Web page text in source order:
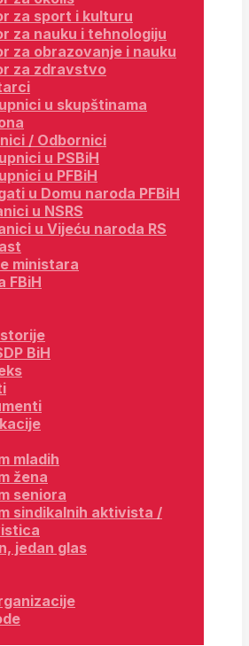
za sport i kulturu
za nauku i tehnologiju
za obrazovanje i nauku
za zdravstvo
u skupštinama
/ Odbornici
u PSBiH
u PFBiH
u Domu naroda PFBiH
u NSRS
u Vijeću naroda RS
ministara
FBiH
BiH
mladih
žena
seniora
sindikalnih aktivista /
jedan glas